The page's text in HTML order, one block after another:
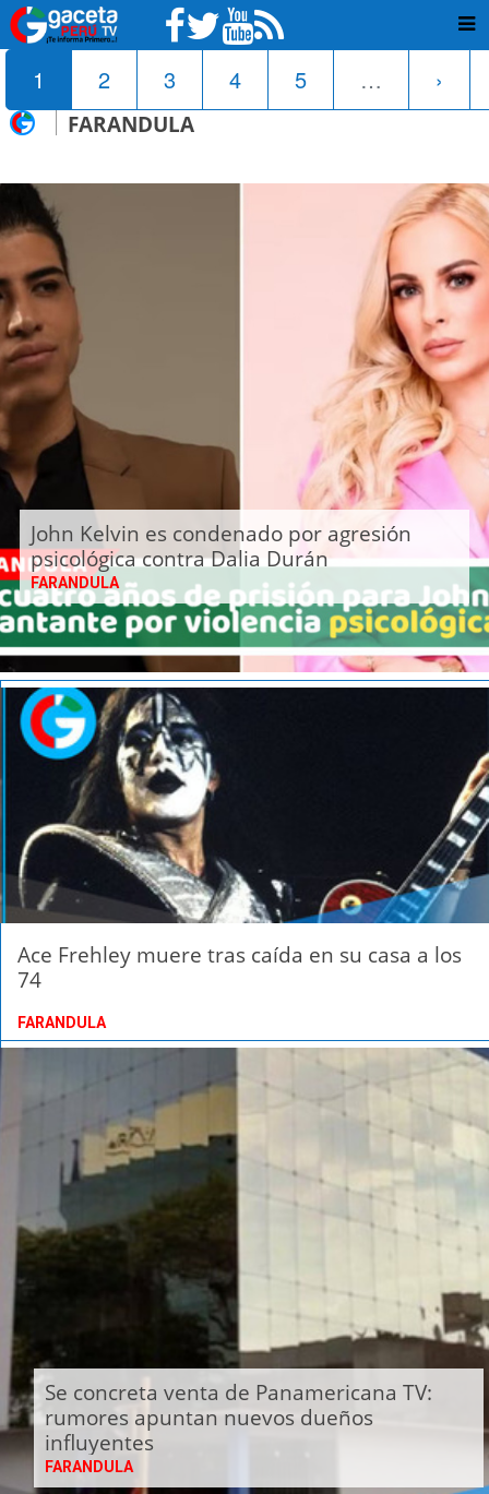
1 2 3 4 5 … ›
FARANDULA
John Kelvin es condenado por agresión
psicológica contra Dalia Durán
FARANDULA
Ace Frehley muere tras caída en su casa a los
74
FARANDULA
Se concreta venta de Panamericana TV:
rumores apuntan nuevos dueños
influyentes
FARANDULA